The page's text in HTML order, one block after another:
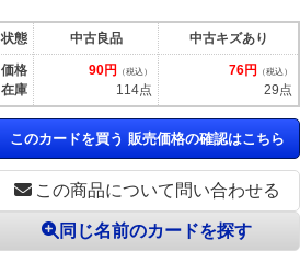
この商品について問い合わせる
同じ名前のカードを探す
状態
価格
在庫
中古良品
90円 （税込）
114点
中古キズあり
76円 （税込）
29点
このカードを買う 販売価格の確認はこちら